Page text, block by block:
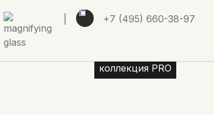
+7 (495) 660-38-97
коллекция PRO